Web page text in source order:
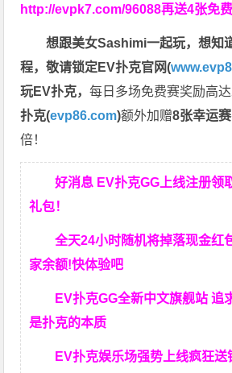
http://evpk7.com/96088再送4张免费
想跟美女Sashimi一起玩，想知
程，敬请锁定EV扑克官网(
玩EV扑克，每日多场免费赛奖励高
扑克(evp86.com)额外加赠8张幸运
倍！
好消息 EV扑克GG上线注册领
礼包！
全天24小时随机将掉落现金红
家余额!快体验吧
EV扑克GG全新中文旗舰站 追
是扑克的本质
EV扑克娱乐场强势上线疯狂